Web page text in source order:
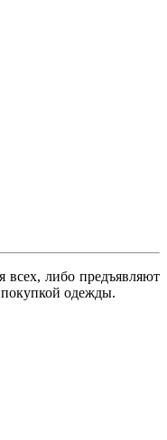
либо предъявляют
покупкой одежды.